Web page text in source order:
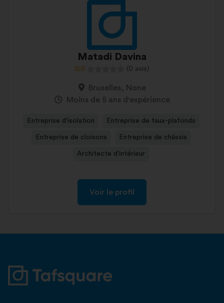
Matadi Davina
0,0 (0 avis)
Bruxelles, None
Moins de 5 ans d'expérience
Entreprise d'isolation Entreprise de faux-plafonds
Entreprise de cloisons Entreprise de châssis
Architecte d'intérieur
Voir le profil